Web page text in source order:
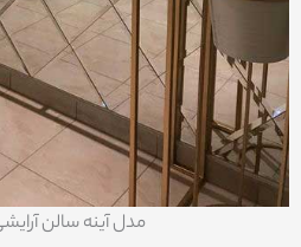
مدل آینه سالن